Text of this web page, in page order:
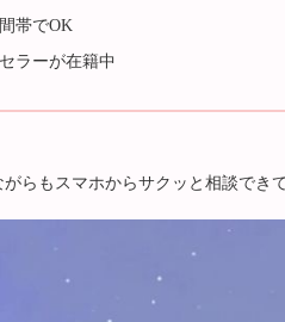
帯でOK
ラーが在籍中
らもスマホからサクッと相談でき